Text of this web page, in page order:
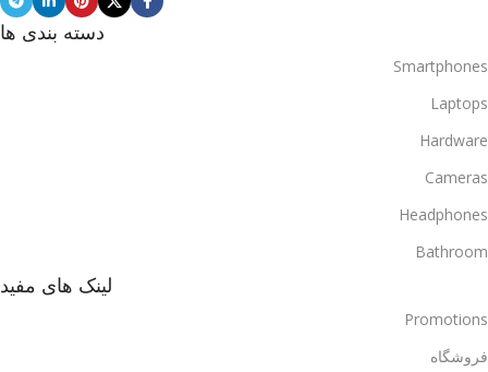
دسته بندی ها
Smartphones
Laptops
Hardware
Cameras
Headphones
Bathroom
لینک های مفید
Promotions
فروشگاه